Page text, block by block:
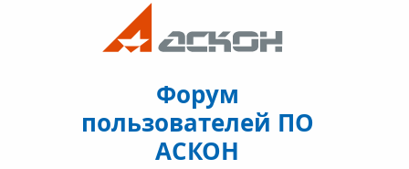
Форум
пользователей ПО
АСКОН